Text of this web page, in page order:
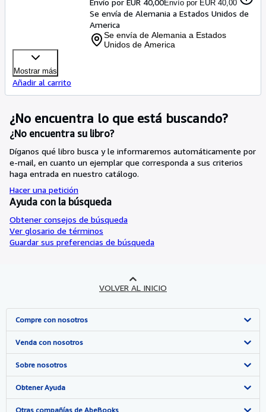
Envío por EUR 40,00
Se envía de Alemania a Estados Unidos de
America
Se envía de Alemania a Estados
Unidos de America
Mostrar más
Añadir al carrito
¿No encuentra lo que está buscando?
¿No encuentra su libro?
Díganos qué libro busca y le informaremos automáticamente por
e-mail, en cuanto un ejemplar que corresponda a sus criterios
haga entrada en nuestro catálogo.
Hacer una petición
Ayuda con la búsqueda
Obtener consejos de búsqueda
Ver glosario de términos
Guardar sus preferencias de búsqueda
VOLVER AL INICIO
Compre con nosotros
Búsqueda avanzada
Colecciones
Mi cuenta
Mis pedidos
Venda con nosotros
Comenzar a vender
Únase a nuestro programa de afiliados
Recomiende un vendedor
Sobre nosotros
Sobre IberLibro
Medios
Obtener Ayuda
Preguntas frecuentes y guías
Otras compañías de AbeBooks